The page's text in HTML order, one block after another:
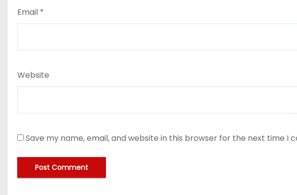
Email *
Website
Save my name, email, and website in this browser for the next time I